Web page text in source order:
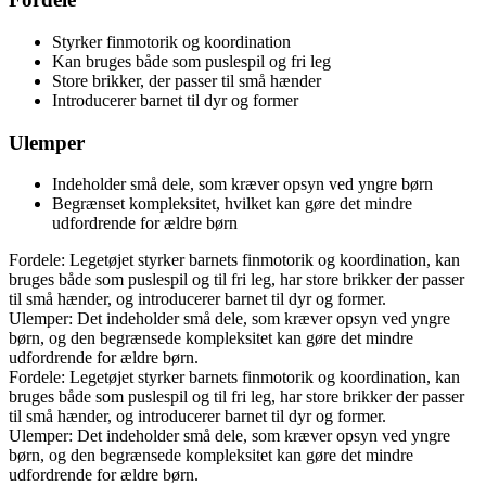
Styrker finmotorik og koordination
Kan bruges både som puslespil og fri leg
Store brikker, der passer til små hænder
Introducerer barnet til dyr og former
Ulemper
Indeholder små dele, som kræver opsyn ved yngre børn
Begrænset kompleksitet, hvilket kan gøre det mindre
udfordrende for ældre børn
Fordele: Legetøjet styrker barnets finmotorik og koordination, kan
bruges både som puslespil og til fri leg, har store brikker der passer
til små hænder, og introducerer barnet til dyr og former.
Ulemper: Det indeholder små dele, som kræver opsyn ved yngre
børn, og den begrænsede kompleksitet kan gøre det mindre
udfordrende for ældre børn.
Fordele: Legetøjet styrker barnets finmotorik og koordination, kan
bruges både som puslespil og til fri leg, har store brikker der passer
til små hænder, og introducerer barnet til dyr og former.
Ulemper: Det indeholder små dele, som kræver opsyn ved yngre
børn, og den begrænsede kompleksitet kan gøre det mindre
udfordrende for ældre børn.